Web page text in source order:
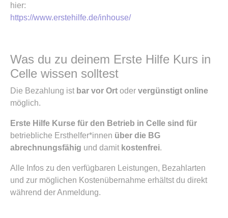
hier:
https://www.erstehilfe.de/inhouse/
Was du zu deinem Erste Hilfe Kurs in
Celle wissen solltest
Die Bezahlung ist bar vor Ort oder vergünstigt online
möglich.
Erste Hilfe Kurse für den Betrieb in Celle sind für
betriebliche Ersthelfer*innen über die BG
abrechnungsfähig und damit kostenfrei.
Alle Infos zu den verfügbaren Leistungen, Bezahlarten
und zur möglichen Kostenübernahme erhältst du direkt
während der Anmeldung.